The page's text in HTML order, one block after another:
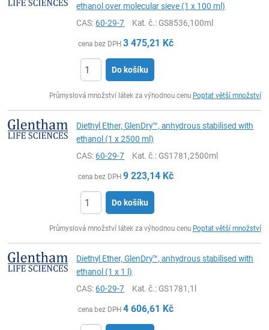
ethanol over molecular sieve (1 x 100 ml)
CAS:60-29-7 Kat. č.: GS8536,100ml
cena bez DPH 3 475,21 Kč
Do košíku
Průmyslová množství látek za výhodnou cenu Poptat větší množství
Diethyl Ether, GlenDry™, anhydrous stabilised with
ethanol (1 x 2500 ml)
CAS:60-29-7 Kat. č.: GS1781,2500ml
cena bez DPH 9 223,14 Kč
Do košíku
Průmyslová množství látek za výhodnou cenu Poptat větší množství
Diethyl Ether, GlenDry™, anhydrous stabilised with
ethanol (1 x 1 l)
CAS:60-29-7 Kat. č.: GS1781,1l
cena bez DPH 4 606,61 Kč